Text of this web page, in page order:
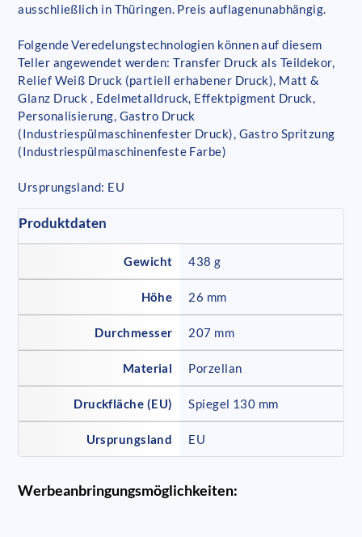
ausschließlich in Thüringen. Preis auflagenunabhängig.
Folgende Veredelungstechnologien können auf diesem
Teller angewendet werden: Transfer Druck als Teildekor,
Relief Weiß Druck (partiell erhabener Druck), Matt &
Glanz Druck , Edelmetalldruck, Effektpigment Druck,
Personalisierung, Gastro Druck
(Industriespülmaschinenfester Druck), Gastro Spritzung
(Industriespülmaschinenfeste Farbe)
Ursprungsland: EU
Produktdaten
Gewicht 438 g
Höhe 26 mm
Durchmesser 207 mm
Material Porzellan
Druckfläche (EU) Spiegel 130 mm
Ursprungsland EU
Werbeanbringungsmöglichkeiten: